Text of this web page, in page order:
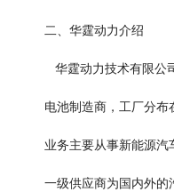
二、华霆动力介绍
华霆动力技术有限公
电池制造商，工厂分
业务主要从事新能源汽
一级供应商为国内外的